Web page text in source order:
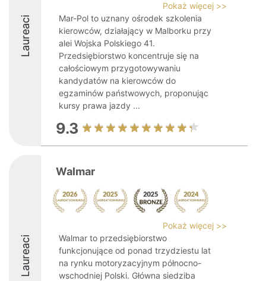
Laureaci
Pokaż więcej >>
Mar-Pol to uznany ośrodek szkolenia
kierowców, działający w Malborku przy
alei Wojska Polskiego 41.
Przedsiębiorstwo koncentruje się na
całościowym przygotowywaniu
kandydatów na kierowców do
egzaminów państwowych, proponując
kursy prawa jazdy ...
9.3
Laureaci
Walmar
Pokaż więcej >>
Walmar to przedsiębiorstwo
funkcjonujące od ponad trzydziestu lat
na rynku motoryzacyjnym północno-
wschodniej Polski. Główna siedziba